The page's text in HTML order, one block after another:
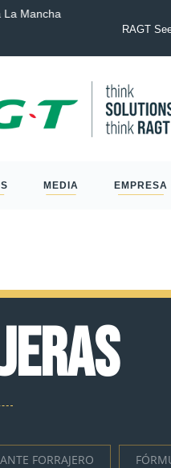
Mancha
RAGT del
RAGT
MEDIA EMPRESA
FORRAJERO